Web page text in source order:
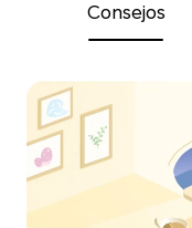
Consejos